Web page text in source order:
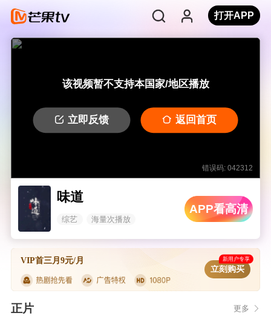
打开APP
该视频暂不支持本国家/地区播放
立即反馈 返回首页
错误码: 042312
味道
综艺 海量次播放
APP看高清
VIP首三月9元/月 新用户专享
立刻购买
正片 更多